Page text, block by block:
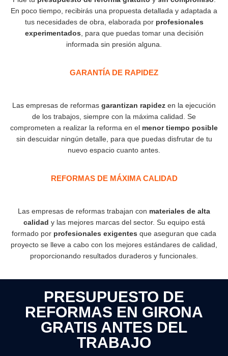
En poco tiempo, recibirás una propuesta detallada y adaptada a
tus necesidades de obra, elaborada por profesionales
experimentados , para que puedas tomar una decisión
informada sin presión alguna.
GARANTÍA DE RAPIDEZ​
Las empresas de reformas garantizan rapidez en la ejecución
de los trabajos, siempre con la máxima calidad. Se
comprometen a realizar la reforma en el menor tiempo posible
sin descuidar ningún detalle, para que puedas disfrutar de tu
nuevo espacio cuanto antes.
REFORMAS DE MÁXIMA CALIDAD
Las empresas de reformas trabajan con materiales de alta
calidad y las mejores marcas del sector. Su equipo está
formado por profesionales exigentes que aseguran que cada
proyecto se lleve a cabo con los mejores estándares de calidad,
proporcionando resultados duraderos y funcionales.
PRESUPUESTO DE
REFORMAS EN GIRONA
GRATIS ANTES DEL
TRABAJO